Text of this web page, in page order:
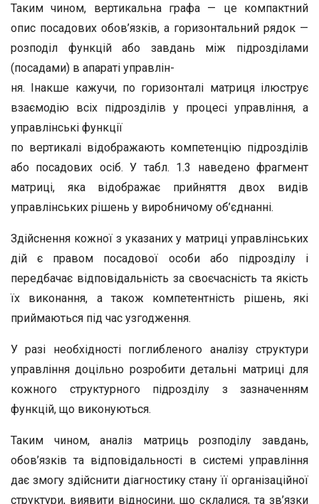
Таким чином, вертикальна графа — це компактний
опис посадових обов’язків, а горизонтальний рядок —
розподіл функцій або завдань між підрозділами
(посадами) в апараті управлін-
ня. Інакше кажучи, по горизонталі матриця ілюструє
взаємодію всіх підрозділів у процесі управління, а
управлінські функції
по вертикалі відображають компетенцію підрозділів
або посадових осіб. У табл. 1.3 наведено фрагмент
матриці, яка відображає прийняття двох видів
управлінських рішень у виробничому об’єднанні.
Здійснення кожної з указаних у матриці управлінських
дій є правом посадової особи або підрозділу і
передбачає відповідальність за своєчасність та якість
їх виконання, а також компетентність рішень, які
приймаються під час узгодження.
У разі необхідності поглибленого аналізу структури
управління доцільно розробити детальні матриці для
кожного структурного підрозділу з зазначенням
функцій, що виконуються.
Таким чином, аналіз матриць розподілу завдань,
обов’язків та відповідальності в системі управління
дає змогу здійснити діагностику стану її організаційної
структури, виявити відносини, що склалися, та зв’язки